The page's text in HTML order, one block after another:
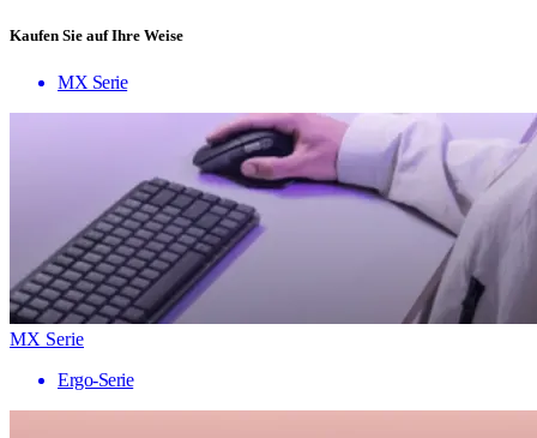
Kaufen Sie auf Ihre Weise
MX Serie
MX Serie
Ergo-Serie